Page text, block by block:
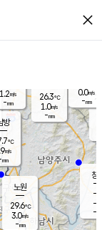
close
26.3℃
1.0m/s
-mm
창
-
-m/
-
0.0m/s
-mm
노원
29.6℃
3.0m/s
-mm
방
℃
m/s
mm
1.2m/s
-mm